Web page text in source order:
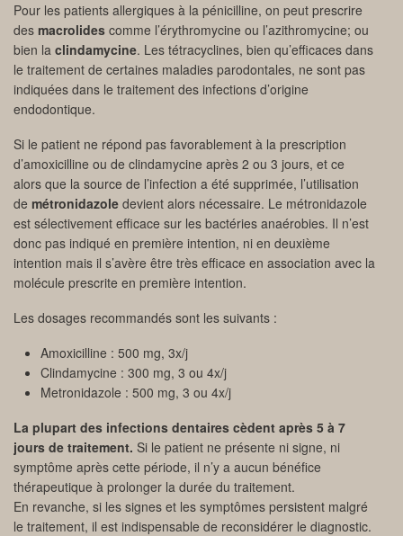
Pour les patients allergiques à la pénicilline, on peut prescrire
des macrolides comme l’érythromycine ou l’azithromycine; ou
bien la clindamycine. Les tétracyclines, bien qu’efficaces dans
le traitement de certaines maladies parodontales, ne sont pas
indiquées dans le traitement des infections d’origine
endodontique.
Si le patient ne répond pas favorablement à la prescription
d’amoxicilline ou de clindamycine après 2 ou 3 jours, et ce
alors que la source de l’infection a été supprimée, l’utilisation
de métronidazole devient alors nécessaire. Le métronidazole
est sélectivement efficace sur les bactéries anaérobies. Il n’est
donc pas indiqué en première intention, ni en deuxième
intention mais il s’avère être très efficace en association avec la
molécule prescrite en première intention.
Les dosages recommandés sont les suivants :
Amoxicilline : 500 mg, 3x/j
Clindamycine : 300 mg, 3 ou 4x/j
Metronidazole : 500 mg, 3 ou 4x/j
La plupart des infections dentaires cèdent après 5 à 7
jours de traitement. Si le patient ne présente ni signe, ni
symptôme après cette période, il n’y a aucun bénéfice
thérapeutique à prolonger la durée du traitement.
En revanche, si les signes et les symptômes persistent malgré
le traitement, il est indispensable de reconsidérer le diagnostic.